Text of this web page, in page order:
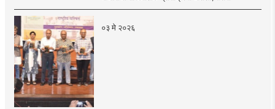
०३ मे २०२६